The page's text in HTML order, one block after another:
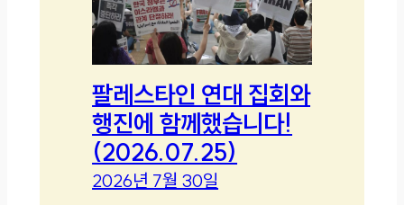
팔레스타인 연대 집회와
행진에 함께했습니다!
(2026.07.25)
2026년 7월 30일